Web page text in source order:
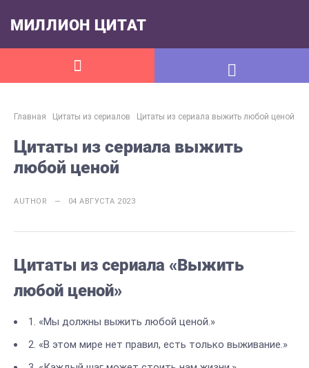
МИЛЛИОН ЦИТАТ
Главная Цитаты из сериалов Цитаты из сериала выжить любой ценой
Цитаты из сериала выжить
любой ценой
AUTHOR — 04 АВГУСТА 2023
Цитаты из сериала «Выжить
любой ценой»
1. «Мы должны выжить любой ценой.»
2. «В этом мире нет правил, есть только выживание.»